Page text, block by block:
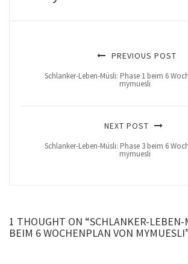
PREVIOUS POST
Schlanker-Leben-Müsli: Phase 1 beim 6
mymuesli
NEXT POST
Schlanker-Leben-Müsli: Phase 3 beim 6
mymuesli
1 THOUGHT ON “SCHLANKER-LEBEN-
BEIM 6 WOCHENPLAN VON